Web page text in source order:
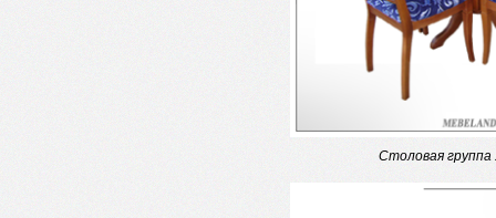
Столовая